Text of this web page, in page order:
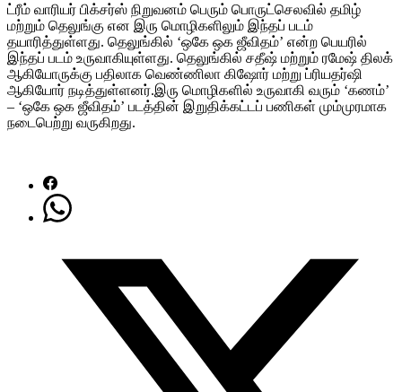
ட்ரீம் வாரியர் பிக்சர்ஸ் நிறுவனம் பெரும் பொருட்செலவில் தமிழ்
மற்றும் தெலுங்கு என இரு மொழிகளிலும் இந்தப் படம்
தயாரித்துள்ளது. தெலுங்கில் ‘ஒகே ஒக ஜீவிதம்’ என்ற பெயரில்
இந்தப் படம் உருவாகியுள்ளது. தெலுங்கில் சதீஷ் மற்றும் ரமேஷ் திலக்
ஆகியோருக்கு பதிலாக வெண்ணிலா கிஷோர் மற்று ப்ரியதர்ஷி
ஆகியோர் நடித்துள்ளனர்.இரு மொழிகளில் உருவாகி வரும் ‘கணம்’
– ‘ஒகே ஒக ஜீவிதம்’ படத்தின் இறுதிக்கட்டப் பணிகள் மும்முரமாக
நடைபெற்று வருகிறது.